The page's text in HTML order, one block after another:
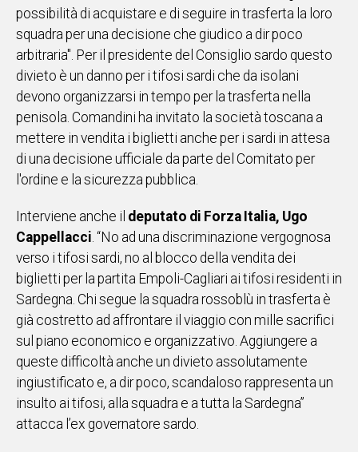
possibilità di acquistare e di seguire in trasferta la loro
squadra per una decisione che giudico a dir poco
arbitraria". Per il presidente del Consiglio sardo questo
divieto è un danno per i tifosi sardi che da isolani
devono organizzarsi in tempo per la trasferta nella
penisola. Comandini ha invitato la società toscana a
mettere in vendita i biglietti anche per i sardi in attesa
di una decisione ufficiale da parte del Comitato per
l'ordine e la sicurezza pubblica.
Interviene anche il deputato di Forza Italia, Ugo
Cappellacci. “No ad una discriminazione vergognosa
verso i tifosi sardi, no al blocco della vendita dei
biglietti per la partita Empoli-Cagliari ai tifosi residenti in
Sardegna. Chi segue la squadra rossoblù in trasferta è
già costretto ad affrontare il viaggio con mille sacrifici
sul piano economico e organizzativo. Aggiungere a
queste difficoltà anche un divieto assolutamente
ingiustificato e, a dir poco, scandaloso rappresenta un
insulto ai tifosi, alla squadra e a tutta la Sardegna”
attacca l’ex governatore sardo.